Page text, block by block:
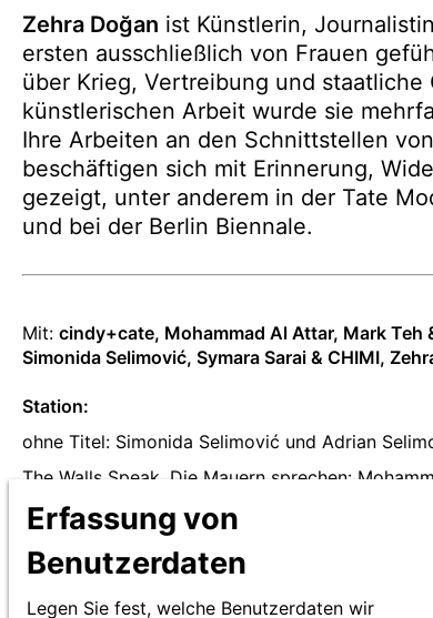
Erfassung von
Benutzerdaten
Legen Sie fest, welche Benutzerdaten wir
Zehra Doğan ist Künstlerin,
ersten ausschließlich von Frauen
über Krieg, Vertreibung und
künstlerischen Arbeit wurde sie
Ihre Arbeiten an den Schnittstellen
beschäftigen sich mit Erinnerung,
gezeigt, unter anderem in der Tate
und bei der Berlin Biennale.
zur
Produktion
Mit: cindy+cate, Mohammad Al Attar, Mark Teh
Simonida Selimović, Symara Sarai & CHIMI,
Station:
ohne Titel: Simonida Selimović und Adrian
The Walls Speak. Die Mauern sprechen:
deutsche Übersetzung: Günter Orth, dank an:
Studio, Tawfik Sabouni und Anne-Marie
Lobelia Erinus: cindy+cate
A Letter from Exile to Rennelberg Prison: Zehra